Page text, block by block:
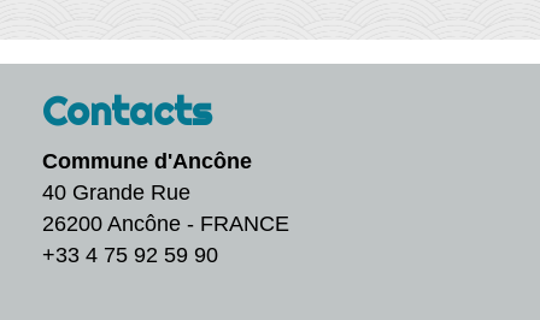
Contacts
Commune d'Ancône
40 Grande Rue
26200 Ancône - FRANCE
+33 4 75 92 59 90